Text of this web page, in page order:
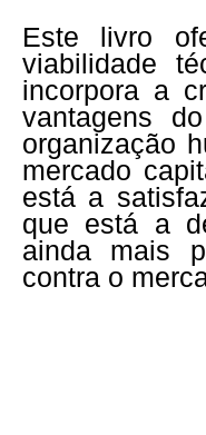
Este livro
viabilidade
incorpora a
vantagens
organização
mercado
está a
que está a
ainda mais
contra o